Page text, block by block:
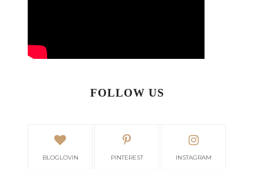
FOLLOW US
BLOGLOVIN PINTEREST INSTAGRAM